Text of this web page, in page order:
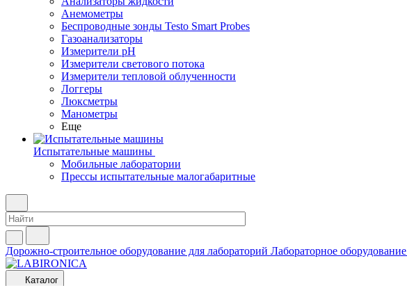
Анемометры
Беспроводные зонды Testo Smart Probes
Газоанализаторы
Измерители pH
Измерители светового потока
Измерители тепловой облученности
Логгеры
Люксметры
Манометры
Еще
Испытательные машины
Мобильные лаборатории
Прессы испытательные малогабаритные
Дорожно-строительное оборудование для лабораторий Лабораторное оборудование
Каталог